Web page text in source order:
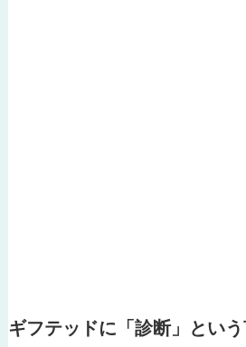
ギフテッドに「診断」とい